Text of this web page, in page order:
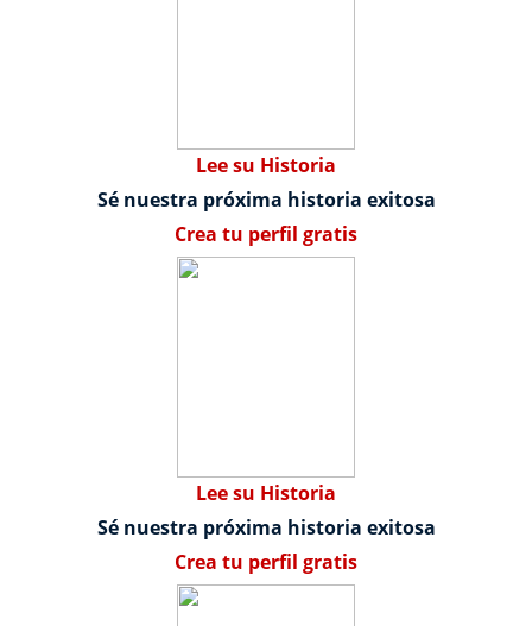
Lee su Historia
Sé nuestra próxima historia exitosa
Crea tu perfil gratis
Lee su Historia
Sé nuestra próxima historia exitosa
Crea tu perfil gratis